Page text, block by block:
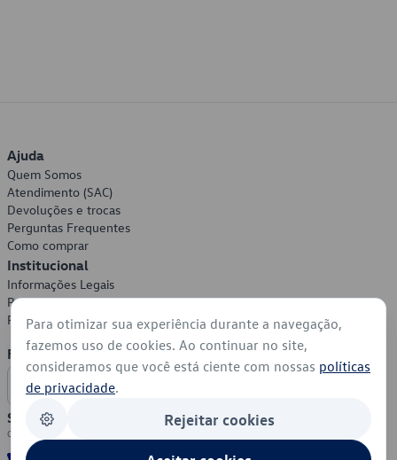
Ajuda
Quem Somos
Atendimento (SAC)
Devoluções e trocas
Perguntas Frequentes
Como comprar
Institucional
Informações Legais
Política de Privacidade
Política de Cookies
Formas de Pagamento
Segurança
Para otimizar sua experiência durante a navegação,
fazemos uso de cookies. Ao continuar no site,
consideramos que você está ciente com nossas políticas
de privacidade.
Rejeitar cookies